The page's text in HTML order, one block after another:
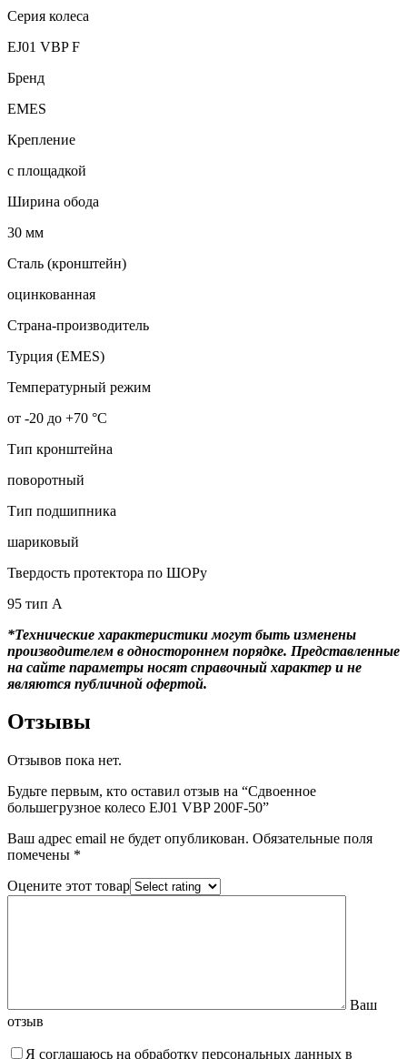
Серия колеса
EJ01 VBP F
Бренд
EMES
Крепление
с площадкой
Ширина обода
30 мм
Сталь (кронштейн)
оцинкованная
Страна-производитель
Турция (EMES)
Температурный режим
от -20 до +70 °С
Тип кронштейна
поворотный
Тип подшипника
шариковый
Твердость протектора по ШОРу
95 тип А
*Технические характеристики могут быть изменены
производителем в одностороннем порядке. Представленные
на сайте параметры носят справочный характер и не
являются публичной офертой.
Отзывы
Отзывов пока нет.
Будьте первым, кто оставил отзыв на “Сдвоенное
большегрузное колесо EJ01 VBP 200F-50”
Ваш адрес email не будет опубликован. Обязательные поля
помечены *
Оцените этот товар
Ваш
отзыв
Я соглашаюсь на обработку персональных данных в